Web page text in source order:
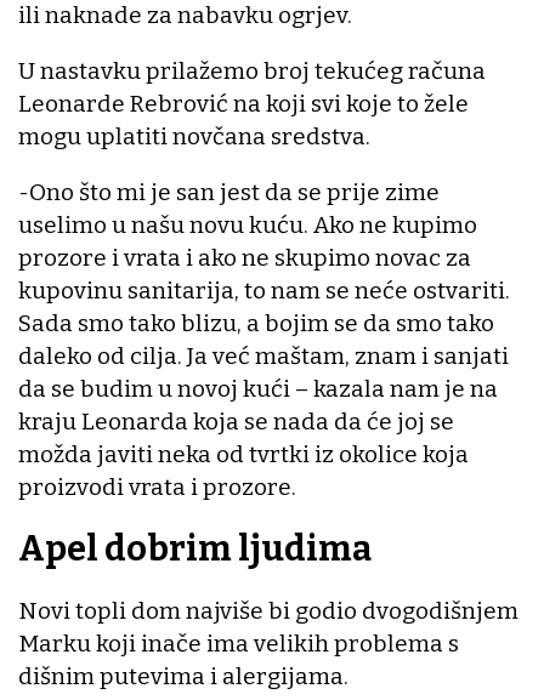
ili naknade za nabavku ogrjev.
U nastavku prilažemo broj tekućeg računa
Leonarde Rebrović na koji svi koje to žele
mogu uplatiti novčana sredstva.
-Ono što mi je san jest da se prije zime
uselimo u našu novu kuću. Ako ne kupimo
prozore i vrata i ako ne skupimo novac za
kupovinu sanitarija, to nam se neće ostvariti.
Sada smo tako blizu, a bojim se da smo tako
daleko od cilja. Ja već maštam, znam i sanjati
da se budim u novoj kući – kazala nam je na
kraju Leonarda koja se nada da će joj se
možda javiti neka od tvrtki iz okolice koja
proizvodi vrata i prozore.
Apel dobrim ljudima
Novi topli dom najviše bi godio dvogodišnjem
Marku koji inače ima velikih problema s
dišnim putevima i alergijama.